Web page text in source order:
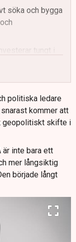
söka och bygga
tungt i
att hålla data
att stödja
snabbspår
att ersätta
source-
och
politiska ledare
kommer att
geopolitiskt skifte i
är inte bara ett
mer långsiktig
började långt